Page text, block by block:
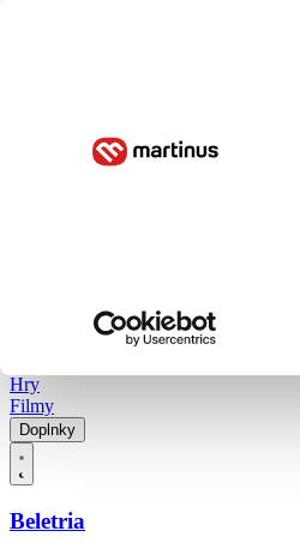
Hry
Filmy
Doplnky
Beletria